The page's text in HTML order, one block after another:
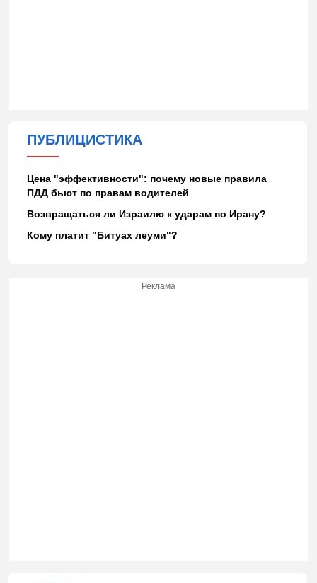
ПУБЛИЦИСТИКА
Цена "эффективности": почему новые правила
ПДД бьют по правам водителей
Возвращаться ли Израилю к ударам по Ирану?
Кому платит "Битуах леуми"?
Реклама